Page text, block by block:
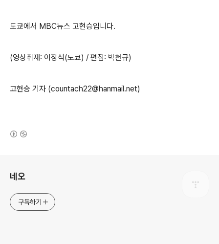
도쿄에서 MBC뉴스 고현승입니다.
(영상취재: 이장식(도쿄) / 편집: 박천규)
고현승 기자 (countach22@hanmail.net)
네오
구독하기